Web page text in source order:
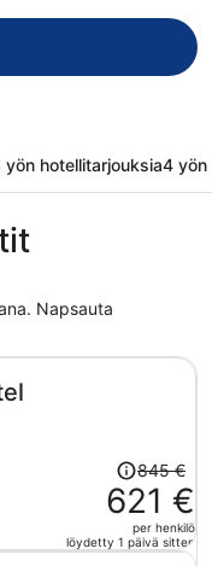
yön hotellitarjouksia4 yön
Napsauta
Hinta
oli
845 €,
hinta
845 €
621 €
per henkilö
löydetty 1 päivä sitten